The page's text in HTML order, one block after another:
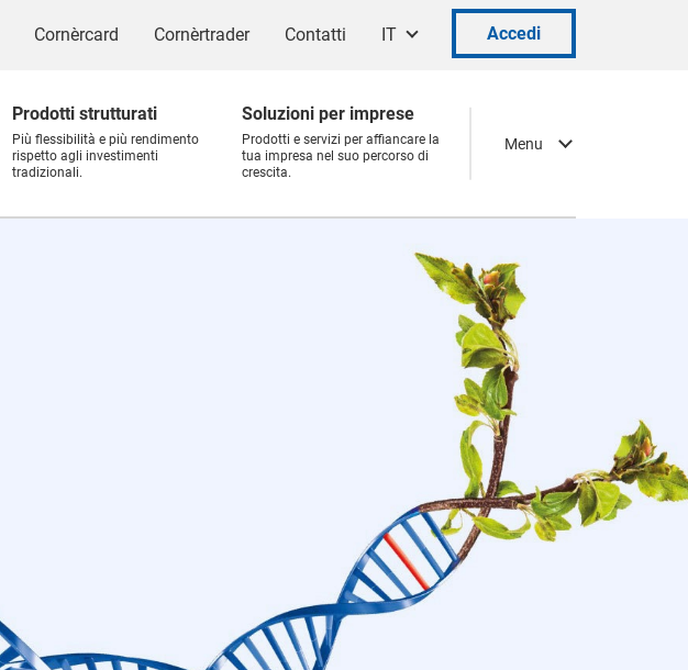
Cornèrcard Cornèrtrader Contatti IT Accedi
Menu
Prodotti strutturati
Più flessibilità e più rendimento
rispetto agli investimenti
tradizionali.
Soluzioni per imprese
Prodotti e servizi per affiancare la
tua impresa nel suo percorso di
crescita.